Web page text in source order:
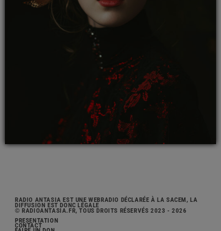
RADIO ANTASIA EST UNE WEBRADIO DÉCLARÉE À LA SACEM, LA
DIFFUSION EST DONC LÉGALE
© RADIOANTASIA.FR, TOUS DROITS RÉSERVÉS 2023 - 2026
PRÉSENTATION
CONTACT